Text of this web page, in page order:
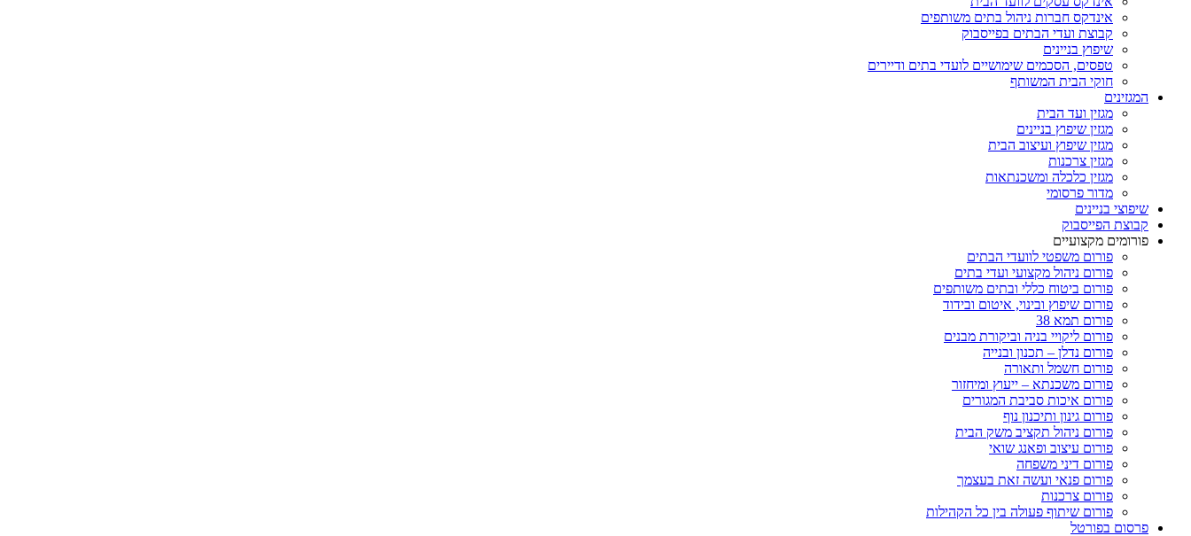
אינדקס חברות ניהול בתים משותפים
קבוצת ועדי הבתים בפייסבוק
שיפוץ בניינים
טפסים, הסכמים שימושיים לועדי בתים ודיירים
חוקי הבית המשותף
המגזינים
מגזין ועד הבית
מגזין שיפוץ בניינים
מגזין שיפוץ ועיצוב הבית
מגזין צרכנות
מגזין כלכלה ומשכנתאות
מדור פרסומי
שיפוצי בניינים
קבוצת הפייסבוק
פורומים מקצועיים
פורום משפטי לוועדי הבתים
פורום ניהול מקצועי ועדי בתים
פורום ביטוח כללי ובתים משותפים
פורום שיפוץ ובינוי, איטום ובידוד
פורום תמא 38
פורום ליקויי בניה וביקורת מבנים
פורום נדלן – תכנון ובנייה
פורום חשמל ותאורה
פורום משכנתא – ייעוץ ומיחזור
פורום איכות סביבת המגורים
פורום גינון ותיכנון נוף
פורום ניהול תקציב משק הבית
פורום עיצוב ופאנג שואי
פורום דיני משפחה
פורום פנאי ועשה זאת בעצמך
פורום צרכנות
פורום שיתוף פעולה בין כל הקהילות
פרסום בפורטל